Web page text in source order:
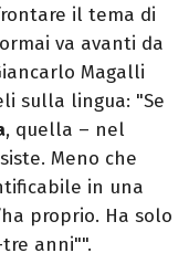
il tema di
va avanti da
Magalli
sulla lingua: "Se
, quella – nel
Meno che
in una
proprio. Ha solo
anni"".